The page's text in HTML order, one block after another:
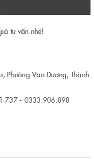
tư vấn nhé!
Phường Vân Dương, Thành
- 0333.906.898